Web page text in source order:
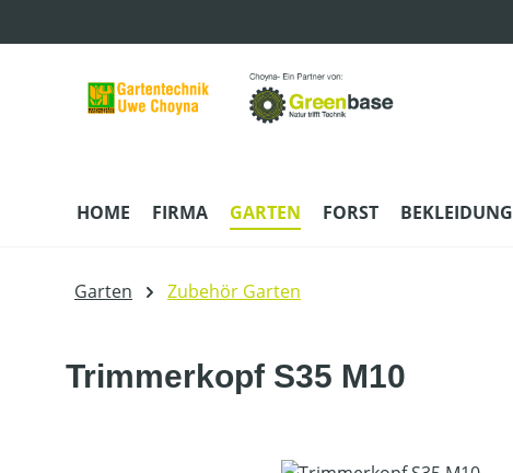
HOME FIRMA GARTEN FORST BEKLEIDUNG
Garten Zubehör Garten
Trimmerkopf S35 M10